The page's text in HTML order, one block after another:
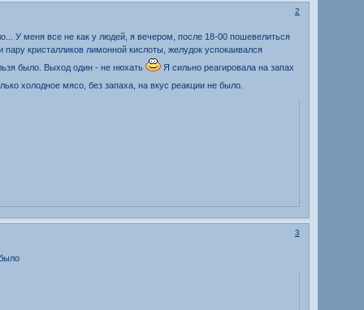
2
У меня все не как у людей, я вечером, после 18-00 пошевелиться
кристалликов лимонной кислоты, желудок успокаивался
было. Выход один - не нюхать
Я сильно реагировала на запах
холодное мясо, без запаха, на вкус реакции не было.
3